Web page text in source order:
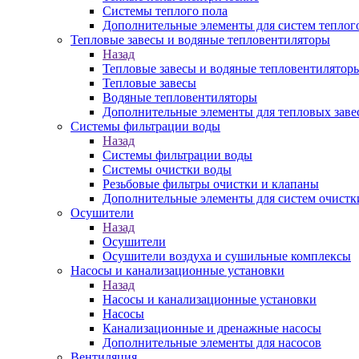
Системы теплого пола
Дополнительные элементы для систем
Тепловые завесы и водяные тепловентиляторы
Назад
Тепловые завесы и водяные
Тепловые завесы
Водяные тепловентиляторы
Дополнительные элементы для тепловых
Системы фильтрации воды
Назад
Системы фильтрации воды
Системы очистки воды
Резьбовые фильтры очистки и клапаны
Дополнительные элементы для систем
Осушители
Назад
Осушители
Осушители воздуха и сушильные комплексы
Насосы и канализационные установки
Назад
Насосы и канализационные установки
Насосы
Канализационные и дренажные насосы
Дополнительные элементы для насосов